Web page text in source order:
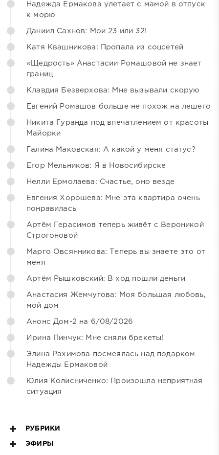
Надежда Ермакова улетает с мамой в отпуск
к морю
Даниил Сахнов: Мои 23 или 32!
Катя Квашникова: Пропала из соцсетей
«Щедрость» Анастасии Ромашовой не знает
границ
Клавдия Безверхова: Мне вызывали скорую
Евгений Ромашов больше не похож на лешего
Никита Гуранда под впечатлением от красоты
Майорки
Галина Маковская: А какой у меня статус?
Егор Мельников: Я в Новосибирске
Нелли Ермолаева: Счастье, оно везде
Евгения Хорошева: Мне эта квартира очень
понравилась
Артём Герасимов теперь живёт с Вероникой
Строгоновой
Марго Овсянникова: Теперь вы знаете это от
меня
Артём Рышковский: В ход пошли деньги
Анастасия Жемчугова: Моя большая любовь,
мой дом
Анонс Дом-2 на 6/08/2026
Ирина Пинчук: Мне сняли брекеты!
Элина Рахимова посмеялась над подарком
Надежды Ермаковой
Юлия Колисниченко: Произошла неприятная
ситуация
РУБРИКИ
ЭФИРЫ